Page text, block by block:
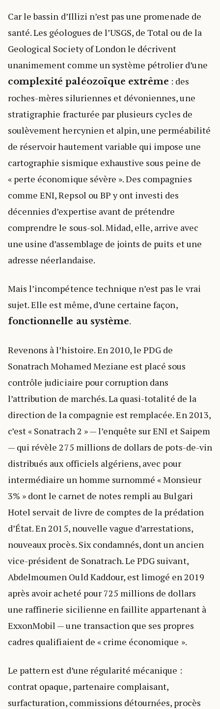
Car le bassin d’Illizi n’est pas une promenade de
santé. Les géologues de l’USGS, de Total ou de la
Geological Society of London le décrivent
unanimement comme un système pétrolier d’une
complexité paléozoïque extrême : des
roches-mères siluriennes et dévoniennes, une
stratigraphie fracturée par plusieurs cycles de
soulèvement hercynien et alpin, une perméabilité
de réservoir hautement variable qui impose une
cartographie sismique exhaustive sous peine de
« perte économique sévère ». Des compagnies
comme ENI, Repsol ou BP y ont investi des
décennies d’expertise avant de prétendre
comprendre le sous-sol. Midad, elle, arrive avec
une usine d’assemblage de joints de puits et une
adresse néerlandaise.
Mais l’incompétence technique n’est pas le vrai
sujet. Elle est même, d’une certaine façon,
fonctionnelle au système.
Revenons à l’histoire. En 2010, le PDG de
Sonatrach Mohamed Meziane est placé sous
contrôle judiciaire pour corruption dans
l’attribution de marchés. La quasi-totalité de la
direction de la compagnie est remplacée. En 2013,
c’est « Sonatrach 2 » — l’enquête sur ENI et Saipem
— qui révèle 275 millions de dollars de pots-de-vin
distribués aux officiels algériens, avec pour
intermédiaire un homme surnommé « Monsieur
3% » dont le carnet de notes rempli au Bulgari
Hotel servait de livre de comptes de la prédation
d’État. En 2015, nouvelle vague d’arrestations,
nouveaux procès. Six condamnés, dont un ancien
vice-président de Sonatrach. Le PDG suivant,
Abdelmoumen Ould Kaddour, est limogé en 2019
après avoir acheté pour 725 millions de dollars
une raffinerie sicilienne en faillite appartenant à
ExxonMobil — une transaction que ses propres
cadres qualifiaient de « crime économique ».
Le pattern est d’une régularité mécanique :
contrat opaque, partenaire complaisant,
surfacturation, commissions détournées, procès